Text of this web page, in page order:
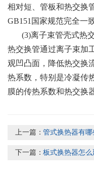
相对短、管板和热交换
GB151国家规范完全一
(3)离子束管壳式热
热交换管通过离子束加
观凹凸面，降低热交换
热系数，特别是冷凝传
膜的传热系数和热交换
上一篇：管式换热器有
下一篇：板式换热器怎